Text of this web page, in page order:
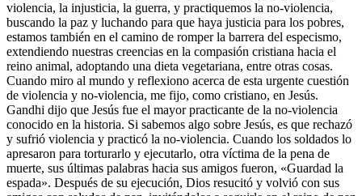
violencia, la injusticia, la guerra, y practiquemos la no-violencia,
buscando la paz y luchando para que haya justicia para los pobres,
estamos también en el camino de romper la barrera del especismo,
extendiendo nuestras creencias en la compasión cristiana hacia el
reino animal, adoptando una dieta vegetariana, entre otras cosas.
Cuando miro al mundo y reflexiono acerca de esta urgente cuestión
de violencia y no-violencia, me fijo, como cristiano, en Jesús.
Gandhi dijo que Jesús fue el mayor practicante de la no-violencia
conocido en la historia. Si sabemos algo sobre Jesús, es que rechazó
y sufrió violencia y practicó la no-violencia. Cuando los soldados lo
apresaron para torturarlo y ejecutarlo, otra víctima de la pena de
muerte, sus últimas palabras hacia sus amigos fueron, «Guardad la
espada». Después de su ejecución, Dios resucitó y volvió con sus